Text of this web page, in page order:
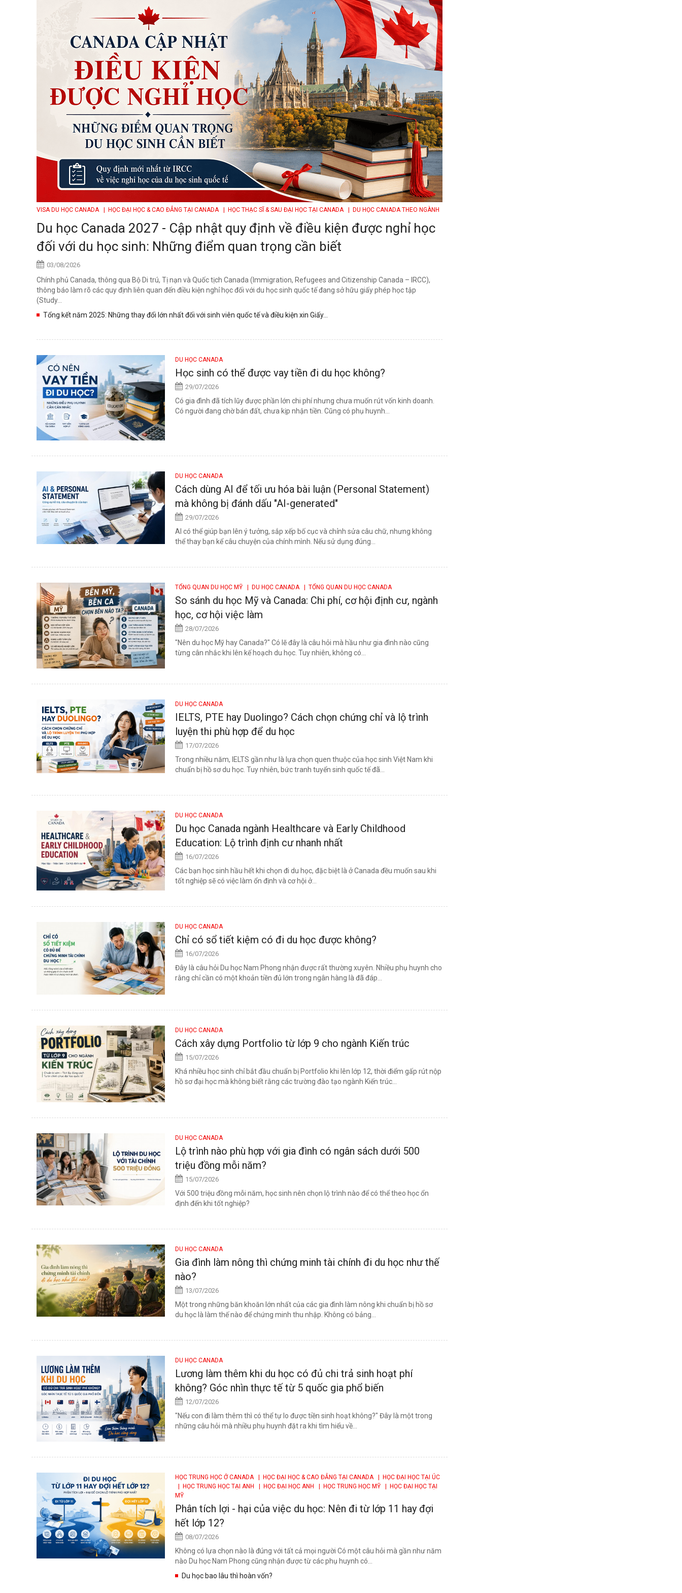
VISA DU HỌC CANADA | HỌC ĐẠI HỌC & CAO ĐẲNG TẠI CANADA | HỌC THẠC SĨ & SAU ĐẠI HỌC TẠI CANADA | DU HỌC CANADA THEO NGÀNH
Du học Canada 2027 - Cập nhật quy định về điều kiện được nghỉ học
đối với du học sinh: Những điểm quan trọng cần biết
03/08/2026
Chính phủ Canada, thông qua Bộ Di trú, Tị nạn và Quốc tịch Canada (Immigration, Refugees and Citizenship Canada – IRCC),
thông báo làm rõ các quy định liên quan đến điều kiện nghỉ học đối với du học sinh quốc tế đang sở hữu giấy phép học tập
(Study...
Tổng kết năm 2025: Những thay đổi lớn nhất đối với sinh viên quốc tế và điều kiện xin Giấy...
DU HỌC CANADA
Học sinh có thể được vay tiền đi du học không?
29/07/2026
Có gia đình đã tích lũy được phần lớn chi phí nhưng chưa muốn rút vốn kinh doanh.
Có người đang chờ bán đất, chưa kịp nhận tiền. Cũng có phụ huynh...
DU HỌC CANADA
Cách dùng AI để tối ưu hóa bài luận (Personal Statement)
mà không bị đánh dấu "AI-generated"
29/07/2026
AI có thể giúp bạn lên ý tưởng, sắp xếp bố cục và chỉnh sửa câu chữ, nhưng không
thể thay bạn kể câu chuyện của chính mình. Nếu sử dụng đúng...
TỔNG QUAN DU HỌC MỸ | DU HỌC CANADA | TỔNG QUAN DU HỌC CANADA
So sánh du học Mỹ và Canada: Chi phí, cơ hội định cư, ngành
học, cơ hội việc làm
28/07/2026
"Nên du học Mỹ hay Canada?" Có lẽ đây là câu hỏi mà hầu như gia đình nào cũng
từng cân nhắc khi lên kế hoạch du học. Tuy nhiên, không có...
DU HỌC CANADA
IELTS, PTE hay Duolingo? Cách chọn chứng chỉ và lộ trình
luyện thi phù hợp để du học
17/07/2026
Trong nhiều năm, IELTS gần như là lựa chọn quen thuộc của học sinh Việt Nam khi
chuẩn bị hồ sơ du học. Tuy nhiên, bức tranh tuyển sinh quốc tế đã...
DU HỌC CANADA
Du học Canada ngành Healthcare và Early Childhood
Education: Lộ trình định cư nhanh nhất
16/07/2026
Các bạn học sinh hầu hết khi chọn đi du học, đặc biệt là ở Canada đều muốn sau khi
tốt nghiệp sẽ có việc làm ổn định và cơ hội ở...
DU HỌC CANADA
Chỉ có sổ tiết kiệm có đi du học được không?
16/07/2026
Đây là câu hỏi Du học Nam Phong nhận được rất thường xuyên. Nhiều phụ huynh cho
rằng chỉ cần có một khoản tiền đủ lớn trong ngân hàng là đã đáp...
DU HỌC CANADA
Cách xây dựng Portfolio từ lớp 9 cho ngành Kiến trúc
15/07/2026
Khá nhiều học sinh chỉ bắt đầu chuẩn bị Portfolio khi lên lớp 12, thời điểm gấp rút nộp
hồ sơ đại học mà không biết rằng các trường đào tạo ngành Kiến trúc...
DU HỌC CANADA
Lộ trình nào phù hợp với gia đình có ngân sách dưới 500
triệu đồng mỗi năm?
15/07/2026
Với 500 triệu đồng mỗi năm, học sinh nên chọn lộ trình nào để có thể theo học ổn
định đến khi tốt nghiệp?
DU HỌC CANADA
Gia đình làm nông thì chứng minh tài chính đi du học như thế
nào?
13/07/2026
Một trong những băn khoăn lớn nhất của các gia đình làm nông khi chuẩn bị hồ sơ
du học là làm thế nào để chứng minh thu nhập. Không có bảng...
DU HỌC CANADA
Lương làm thêm khi du học có đủ chi trả sinh hoạt phí
không? Góc nhìn thực tế từ 5 quốc gia phổ biến
12/07/2026
"Nếu con đi làm thêm thì có thể tự lo được tiền sinh hoạt không?" Đây là một trong
những câu hỏi mà nhiều phụ huynh đặt ra khi tìm hiểu về...
HỌC TRUNG HỌC Ở CANADA | HỌC ĐẠI HỌC & CAO ĐẲNG TẠI CANADA
| HỌC ĐẠI HỌC TẠI ÚC
| HỌC TRUNG HỌC TẠI ANH
| HỌC ĐẠI HỌC ANH | HỌC TRUNG HỌC MỸ
| HỌC ĐẠI HỌC TẠI
MỸ
Phân tích lợi - hại của việc du học: Nên đi từ lớp 11 hay đợi
hết lớp 12?
08/07/2026
Không có lựa chọn nào là đúng với tất cả mọi người Có một câu hỏi mà gần như năm
nào Du học Nam Phong cũng nhận được từ các phụ huynh có...
Du học bao lâu thì hoàn vốn?